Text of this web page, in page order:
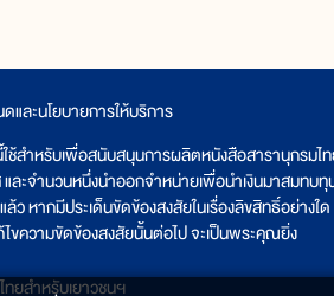
และนโยบายการให้บริการ
ช้สำหรับเพื่อสนับสนุนการผลิตหนังสือสารานุกรมไ
ศ และจำนวนหนึ่งนำออกจำหน่ายเพื่อนำเงินมาสมท
ากมีประเด็นขัดข้องสงสัยในเรื่องลิขสิทธิ์อย่างใด
ขความขัดข้องสงสัยนั้นต่อไป จะเป็นพระคุณยิ่ง
ยสำหรับเยาวชนฯ